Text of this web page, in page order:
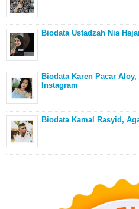
Biodata Ustadzah Nia
Biodata Karen Pacar
Instagram
Biodata Kamal Rasyid,